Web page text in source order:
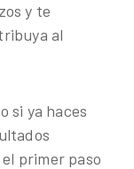
y te
al
si ya haces
primer paso